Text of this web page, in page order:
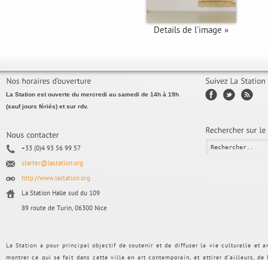
Details de l'image »
La Station est ouverte du mercredi au samedi de 14h à 19h
(sauf jours fériés) et sur rdv.
+33 (0)4 93 56 99 57
starter@lastation.org
http://www.lastation.org
La Station Halle sud du 109
89 route de Turin, 06300 Nice
La Station a pour principal objectif de soutenir et de diffuser la vie culturelle et
montrer ce qui se fait dans cette ville en art contemporain, et attirer d’ailleurs, de